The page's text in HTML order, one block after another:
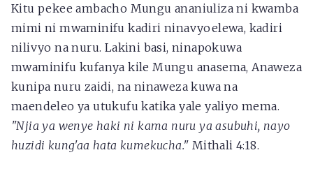
Kitu pekee ambacho Mungu ananiuliza ni kwamba
mimi ni mwaminifu kadiri ninavyoelewa, kadiri
nilivyo na nuru. Lakini basi, ninapokuwa
mwaminifu kufanya kile Mungu anasema, Anaweza
kunipa nuru zaidi, na ninaweza kuwa na
maendeleo ya utukufu katika yale yaliyo mema.
"Njia ya wenye haki ni kama nuru ya asubuhi, nayo
huzidi kung'aa hata kumekucha." Mithali 4:18.